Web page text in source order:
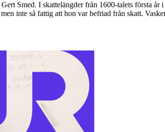
Smed. I skattelängder från 1600-talets första
inte så fattig att hon var befriad från skatt.